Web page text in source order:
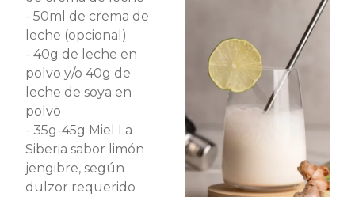
- 50ml de crema de
leche (opcional)
- 40g de leche en
polvo y/o 40g de
leche de soya en
polvo
- 35g-45g Miel La
Siberia sabor limón
jengibre, según
dulzor requerido